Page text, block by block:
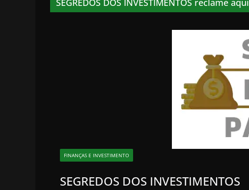
SEGREDOS DOS INVESTIMENTOS reclame aqui
FINANÇAS E INVESTIMENTO
SEGREDOS DOS INVESTIMENTOS